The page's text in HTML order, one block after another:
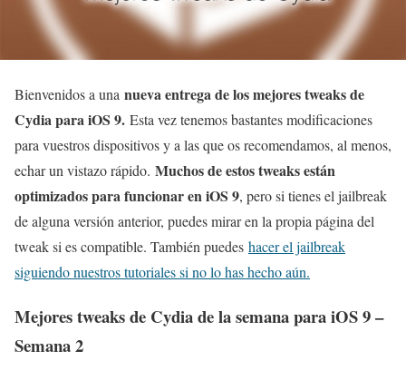
Bienvenidos a una nueva entrega de los mejores tweaks de
Cydia para iOS 9. Esta vez tenemos bastantes modificaciones
para vuestros dispositivos y a las que os recomendamos, al menos,
echar un vistazo rápido. Muchos de estos tweaks están
optimizados para funcionar en iOS 9, pero si tienes el jailbreak
de alguna versión anterior, puedes mirar en la propia página del
tweak si es compatible. También puedes hacer el jailbreak
siguiendo nuestros tutoriales si no lo has hecho aún.
Mejores tweaks de Cydia de la semana para iOS 9 –
Semana 2